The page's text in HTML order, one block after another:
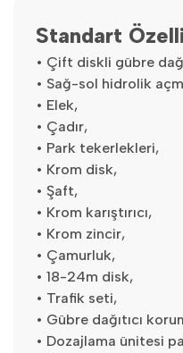
Standart
• Çift diskli gübre
• Sağ-sol hidrolik
• Elek,
• Çadır,
• Park tekerlekleri,
• Krom disk,
• Şaft,
• Krom karıştırıcı,
• Krom zincir,
• Çamurluk,
• 18-24m disk,
• Trafik seti,
• Gübre dağıtıcı
• Dozajlama ünitesi